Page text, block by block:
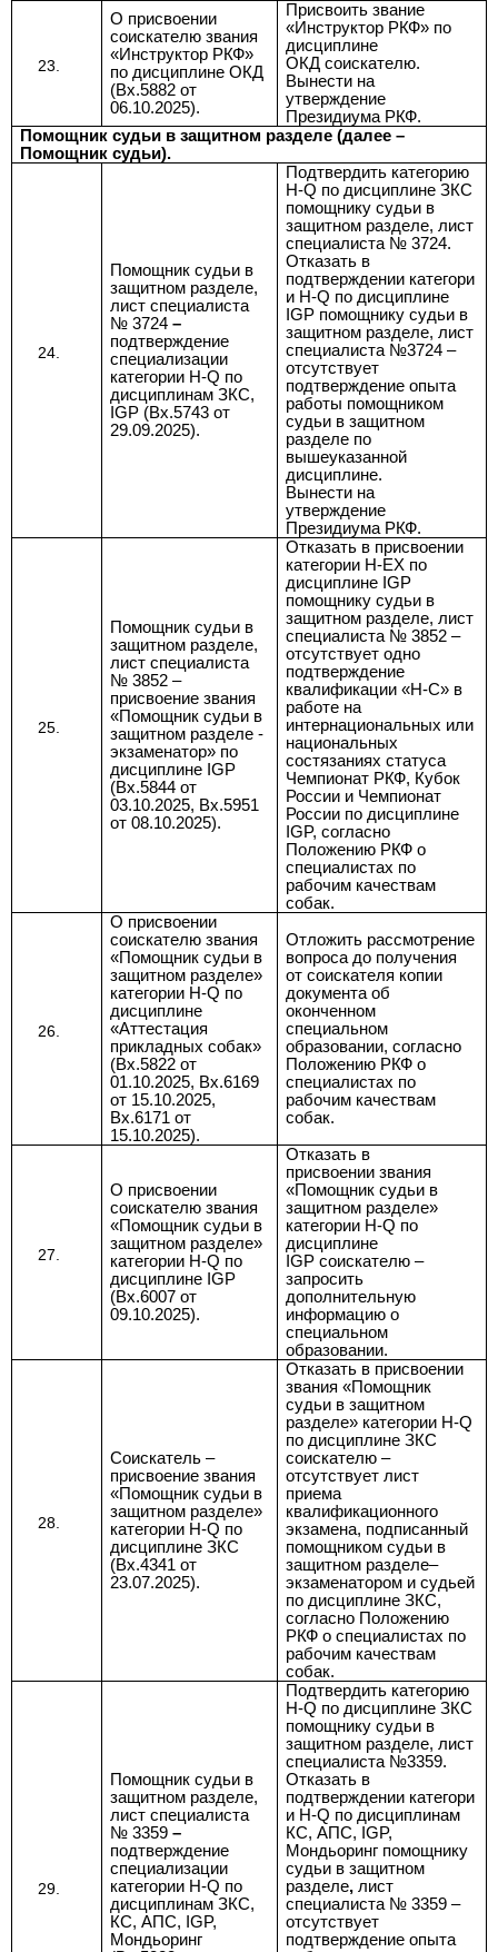
О присвоении
соискателю звания
«Инструктор РКФ»
по дисциплине ОКД
(Вх.5882 от
06.10.2025).
Присвоить звание
«Инструктор РКФ» по
дисциплине
ОКД соискателю.
Вынести на
утверждение
Президиума РКФ.
Помощник судьи в защитном разделе (далее –
Помощник судьи).
Помощник судьи в
защитном разделе,
лист специалиста
№ 3724 –
подтверждение
специализации
категории H-Q по
дисциплинам ЗКС,
IGP (Вх.5743 от
29.09.2025).
Подтвердить категорию
H-Q по дисциплине ЗКС
помощнику судьи в
защитном разделе, лист
специалиста № 3724.
Отказать в
подтверждении категори
и H-Q по дисциплине
IGP помощнику судьи в
защитном разделе, лист
специалиста №3724 –
отсутствует
подтверждение опыта
работы помощником
судьи в защитном
разделе по
вышеуказанной
дисциплине.
Вынести на
утверждение
Президиума РКФ.
Помощник судьи в
защитном разделе,
лист специалиста
№ 3852 –
присвоение звания
«Помощник судьи в
защитном разделе -
экзаменатор» по
дисциплине IGP
(Вх.5844 от
03.10.2025, Вх.5951
от 08.10.2025).
Отказать в присвоении
категории H-EX по
дисциплине IGP
помощнику судьи в
защитном разделе, лист
специалиста № 3852 –
отсутствует одно
подтверждение
квалификации «H-C» в
работе на
интернациональных или
национальных
состязаниях статуса
Чемпионат РКФ, Кубок
России и Чемпионат
России по дисциплине
IGP, согласно
Положению РКФ о
специалистах по
рабочим качествам
собак.
О присвоении
соискателю звания
«Помощник судьи в
защитном разделе»
категории Н-Q по
дисциплине
«Аттестация
прикладных собак»
(Вх.5822 от
01.10.2025, Вх.6169
от 15.10.2025,
Вх.6171 от
15.10.2025).
Отложить рассмотрение
вопроса до получения
от соискателя копии
документа об
оконченном
специальном
образовании,согласно
Положению РКФ о
специалистах по
рабочим качествам
собак.
О присвоении
соискателю звания
«Помощник судьи в
защитном разделе»
категории Н-Q по
дисциплине IGP
(Вх.6007 от
09.10.2025).
Отказать в
присвоениизвания
«Помощник судьи в
защитном разделе»
категории Н-Q по
дисциплине
IGP соискателю –
запросить
дополнительную
информацию о
специальном
образовании.
Соискатель –
присвоение звания
«Помощник судьи в
защитном разделе»
категории Н-Q по
дисциплине ЗКС
(Вх.4341 от
23.07.2025).
Отказать в присвоении
звания «Помощник
судьи в защитном
разделе» категории Н-Q
по дисциплине ЗКС
соискателю –
отсутствует лист
приема
квалификационного
экзамена, подписанный
помощником судьи в
защитном разделе–
экзаменатором и судьей
по дисциплине ЗКС,
согласно Положению
РКФ о специалистах по
рабочим качествам
собак.
Помощник судьи в
защитном разделе,
лист специалиста
№ 3359 –
подтверждение
специализации
категории H-Q по
дисциплинам ЗКС,
КС, АПС, IGP,
Мондьоринг
Подтвердить категорию
H-Q по дисциплине ЗКС
помощнику судьи в
защитном разделе, лист
специалиста №3359.
Отказать в
подтверждении категори
и H-Q по дисциплинам
КС, АПС, IGP,
Мондьоринг помощнику
судьи в защитном
разделе, лист
специалиста № 3359 –
отсутствует
подтверждение опыта